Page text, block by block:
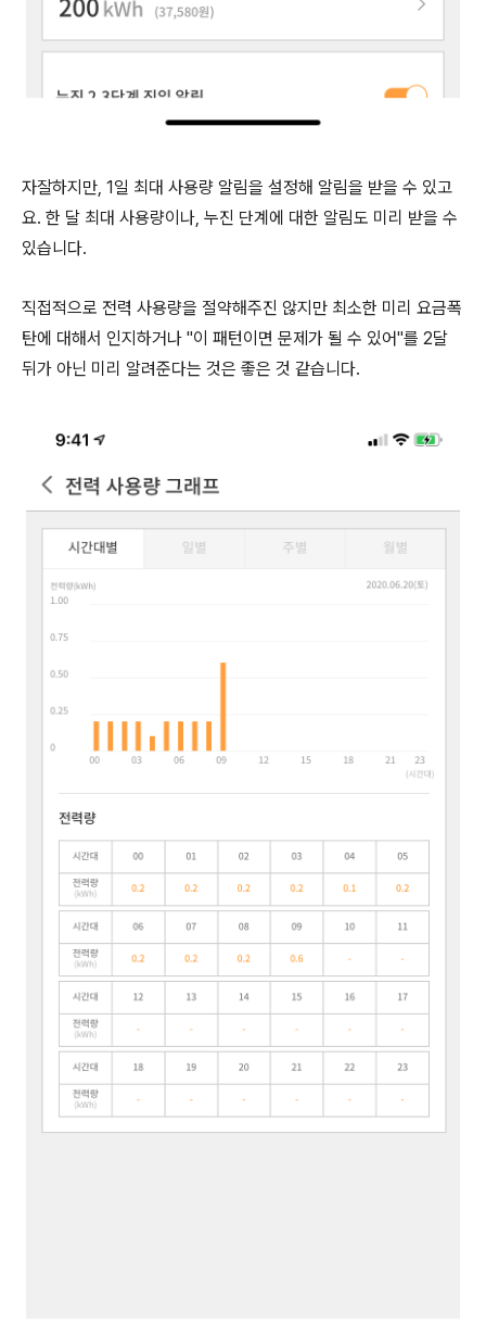
자잘하지만, 1일 최대 사용량 알림을 설정해 알림을 받을 수 있고
요. 한 달 최대 사용량이나, 누진 단계에 대한 알림도 미리 받을 수
있습니다.
직접적으로 전력 사용량을 절약해주진 않지만 최소한 미리 요금폭
탄에 대해서 인지하거나 "이 패턴이면 문제가 될 수 있어"를 2달
뒤가 아닌 미리 알려준다는 것은 좋은 것 같습니다.